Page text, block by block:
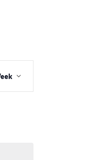
weergaven